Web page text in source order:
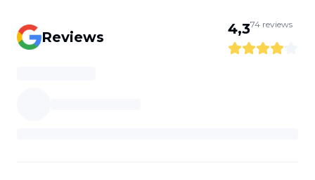
Reviews 4,374 reviews